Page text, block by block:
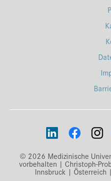
© 2026 Medizinische
vorbehalten | Christoph-
Innsbruck |